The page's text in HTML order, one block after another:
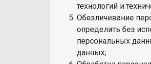
технологий и
Обезличивание
определить без
персональных
данных;